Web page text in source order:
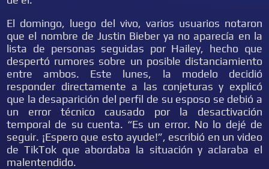
El domingo, luego del vivo, varios usuarios notaron
que el nombre de Justin Bieber ya no aparecía en la
lista de personas seguidas por Hailey, hecho que
despertó rumores sobre un posible distanciamiento
entre ambos. Este lunes, la modelo decidió
responder directamente a las conjeturas y explicó
que la desaparición del perfil de su esposo se debió a
un error técnico causado por la desactivación
temporal de su cuenta. “Es un error. No lo dejé de
seguir. ¡Espero que esto ayude!”, escribió en un video
de TikTok que abordaba la situación y aclaraba el
malentendido.